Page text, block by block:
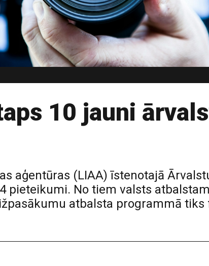
10 jauni
aģentūras (LIAA) īstenotajā
pieteikumi. No tiem valsts
atbalsta programmā